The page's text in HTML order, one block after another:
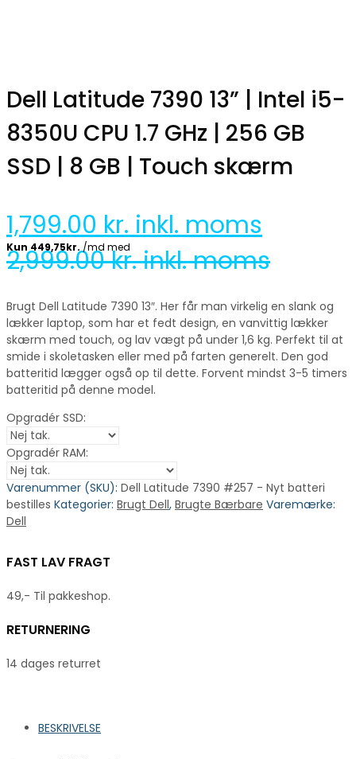
Dell Latitude 7390 13” | Intel i5-
8350U CPU 1.7 GHz | 256 GB
SSD | 8 GB | Touch skærm
1,799.00 kr. inkl. moms
2,999.00kr. inkl. moms
Brugt Dell Latitude 7390 13″. Her får man virkelig en slank og
lækker laptop, som har et fedt design, en vanvittig lækker
skærm med touch, og lav vægt på under 1,6 kg. Perfekt til at
smide i skoletasken eller med på farten generelt. Den god
batteritid lægger også op til dette. Forvent mindst 3-5 timers
batteritid på denne model.
Opgradér SSD:
Opgradér RAM:
Varenummer (SKU): Dell Latitude 7390 #257 - Nyt batteri
bestilles Kategorier: Brugt Dell, Brugte Bærbare Varemærke:
Dell
FAST LAV FRAGT
49,- Til pakkeshop.
RETURNERING
14 dages returret
BESKRIVELSE